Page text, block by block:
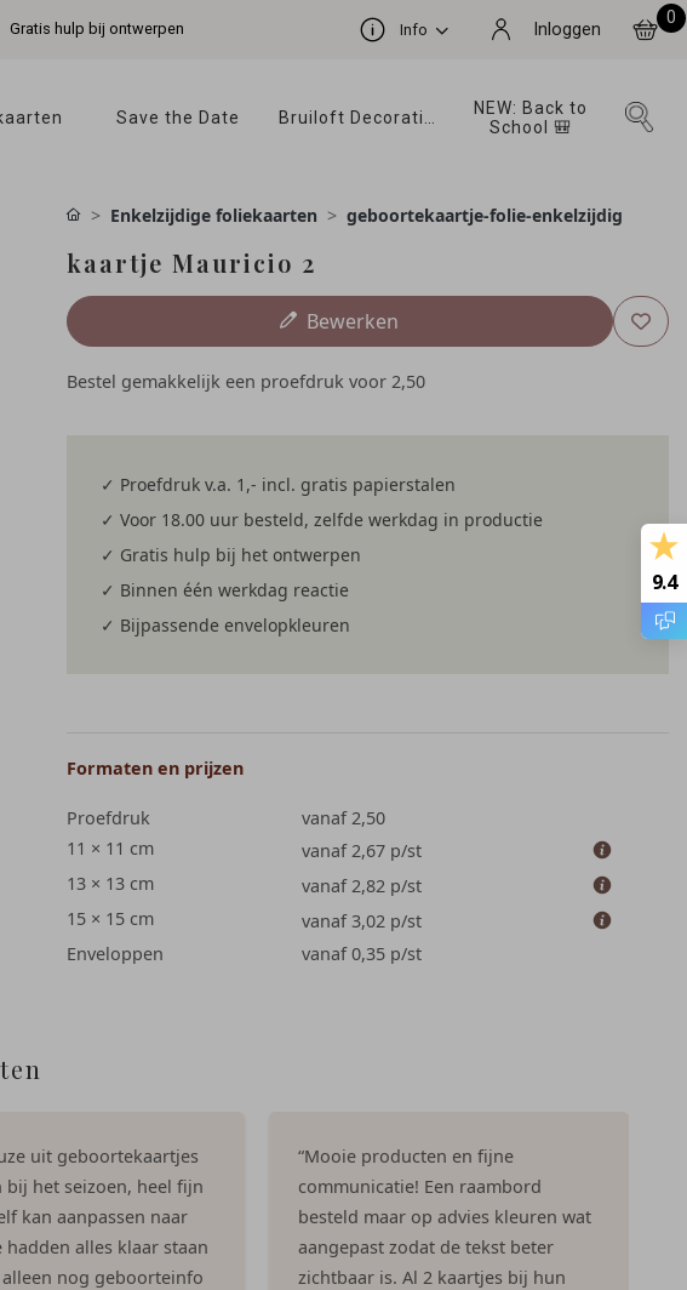
Gratis hulp bij ontwerpen Info Inloggen
0
Save the Date
NEW: Back to
School 🎒
Enkelzijdige foliekaarten geboortekaartje-folie-enkelzijdig
kaartje Mauricio 2
Bewerken
Bestel gemakkelijk een proefdruk voor 2,50
✓ Proefdruk v.a. 1,- incl. gratis papierstalen
✓ Voor 18.00 uur besteld, zelfde werkdag in productie
✓ Gratis hulp bij het ontwerpen
✓ Binnen één werkdag reactie
✓ Bijpassende envelopkleuren
Formaten en prijzen
Proefdruk
vanaf 2,50
11 × 11 cm
vanaf 2,67 p/st
13 × 13 cm
vanaf 2,82 p/st
15 × 15 cm
vanaf 3,02 p/st
Enveloppen
vanaf 0,35 p/st
9.4
uit geboortekaartjes
bij het seizoen, heel fijn
kan aanpassen naar
hadden alles klaar staan
nog geboorteinfo
“Mooie producten en fijne
communicatie! Een raambord
besteld maar op advies kleuren wat
aangepast zodat de tekst beter
zichtbaar is. Al 2 kaartjes bij hun